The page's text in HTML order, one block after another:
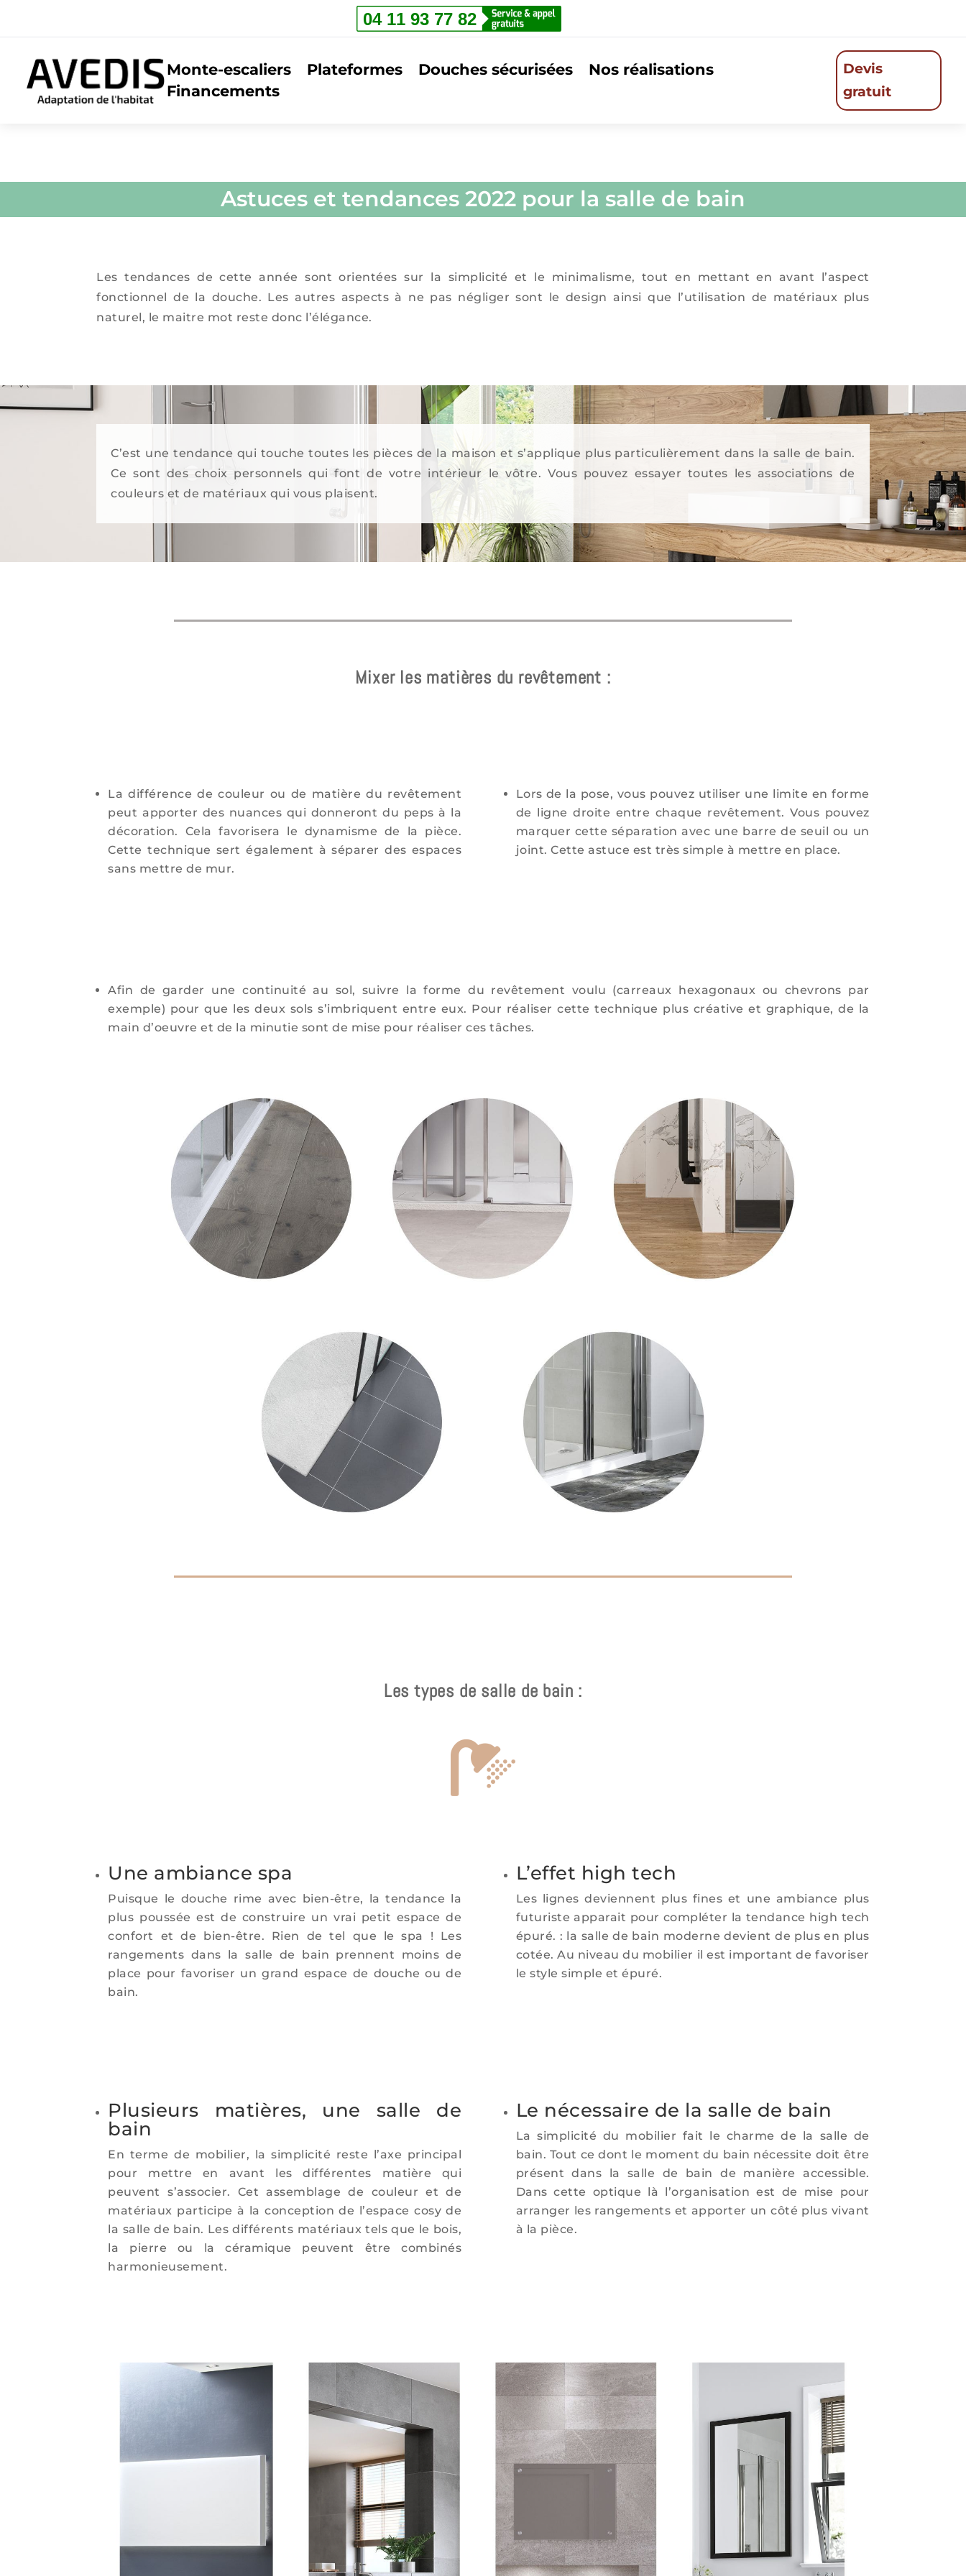
Monte-escaliers Plateformes Douches sécurisées
Nos réalisations
Financements
Devis
gratuit
Astuces et tendances 2022 pour la salle de bain
Les tendances de cette année sont orientées sur la simplicité et le minimalisme, tout en mettant en avant l’aspect
fonctionnel de la douche. Les autres aspects à ne pas négliger sont le design ainsi que l’utilisation de matériaux plus
naturel, le maitre mot reste donc l’élégance.
C’est une tendance qui touche toutes les pièces de la maison et s’applique plus particulièrement dans la salle de bain.
Ce sont des choix personnels qui font de votre intérieur le vôtre. Vous pouvez essayer toutes les associations de
couleurs et de matériaux qui vous plaisent.
Mixer les matières du revêtement :
La différence de couleur ou de matière du revêtement
peut apporter des nuances qui donneront du peps à la
décoration. Cela favorisera le dynamisme de la pièce.
Cette technique sert également à séparer des espaces
sans mettre de mur.
Lors de la pose, vous pouvez utiliser une limite en forme
de ligne droite entre chaque revêtement. Vous pouvez
marquer cette séparation avec une barre de seuil ou un
joint. Cette astuce est très simple à mettre en place.
Afin de garder une continuité au sol, suivre la forme du revêtement voulu (carreaux hexagonaux ou chevrons par
exemple) pour que les deux sols s’imbriquent entre eux. Pour réaliser cette technique plus créative et graphique, de la
main d’oeuvre et de la minutie sont de mise pour réaliser ces tâches.
Les types de salle de bain :

Une ambiance spa
Puisque le douche rime avec bien-être, la tendance la
plus poussée est de construire un vrai petit espace de
confort et de bien-être. Rien de tel que le spa ! Les
rangements dans la salle de bain prennent moins de
place pour favoriser un grand espace de douche ou de
bain.
L’effet high tech
Les lignes deviennent plus fines et une ambiance plus
futuriste apparait pour compléter la tendance high tech
épuré. : la salle de bain moderne devient de plus en plus
cotée. Au niveau du mobilier il est important de favoriser
le style simple et épuré.
Plusieurs matières, une salle de
bain
En terme de mobilier, la simplicité reste l’axe principal
pour mettre en avant les différentes matière qui
peuvent s’associer. Cet assemblage de couleur et de
matériaux participe à la conception de l’espace cosy de
la salle de bain. Les différents matériaux tels que le bois,
la pierre ou la céramique peuvent être combinés
harmonieusement.
Le nécessaire de la salle de bain
La simplicité du mobilier fait le charme de la salle de
bain. Tout ce dont le moment du bain nécessite doit être
présent dans la salle de bain de manière accessible.
Dans cette optique là l’organisation est de mise pour
arranger les rangements et apporter un côté plus vivant
à la pièce.